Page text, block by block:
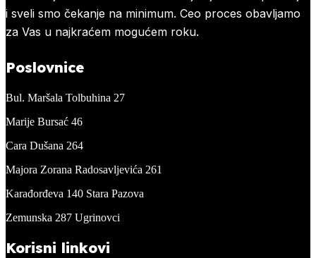
i sveli smo čekanje na minimum. Ceo proces obavljamo
za Vas u najkraćem mogućem roku.
Poslovnice
Bul. Maršala Tolbuhina 27
Marije Bursać 46
Cara Dušana 264
Majora Zorana Radosavljevića 261
Karađorđeva 140 Stara Pazova
Zemunska 287 Ugrinovci
Korisni linkovi